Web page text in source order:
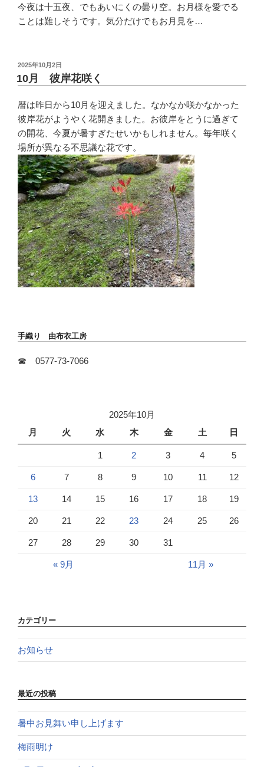
今夜は十五夜、でもあいにくの曇り空。お月様を愛でる
ことは難しそうです。気分だけでもお月見を…
投
稿
日:
2025年10月2日
10月 彼岸花咲く
暦は昨日から10月を迎えました。なかなか咲かなかった
彼岸花がようやく花開きました。お彼岸をとうに過ぎて
の開花、今夏が暑すぎたせいかもしれません。毎年咲く
場所が異なる不思議な花です。
手織り 由布衣工房
☎ 0577-73-7066
2025年10月
月
火 水 木 金 土 日
1 2 3 4 5
6 7 8 9 10 11 12
13 14 15 16 17 18 19
20 21 22 23 24 25 26
27 28 29 30 31
« 9月 11月 »
カテゴリー
お知らせ
最近の投稿
暑中お見舞い申し上げます
梅雨明け